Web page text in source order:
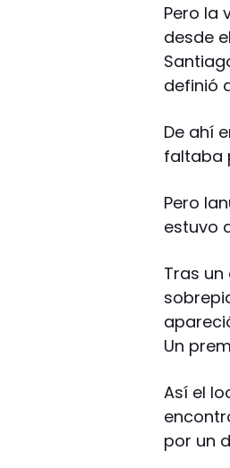
Pero la
desde
definió
De ahí
faltaba
Pero
estuvo
Tras
Un
Así el
por un